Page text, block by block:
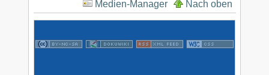
Medien-Manager
Nach oben